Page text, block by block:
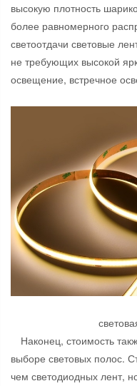
высокую плотность
более равномерного
светоотдачи световые
не требующих высокой
освещение, встречное
Наконец, стоимость
выборе световых полос.
чем светодиодных лент,